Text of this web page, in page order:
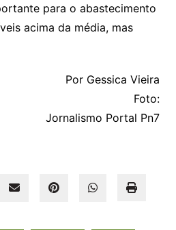
para o abastecimento
acima da média, mas
Por Gessica Vieira
Foto:
Jornalismo Portal Pn7